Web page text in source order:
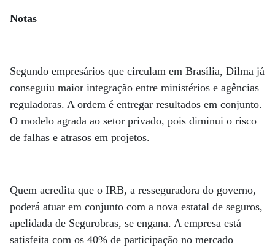
Notas
Segundo empresários que circulam em Brasília, Dilma já
conseguiu maior integração entre ministérios e agências
reguladoras. A ordem é entregar resultados em conjunto.
O modelo agrada ao setor privado, pois diminui o risco
de falhas e atrasos em projetos.
Quem acredita que o IRB, a resseguradora do governo,
poderá atuar em conjunto com a nova estatal de seguros,
apelidada de Segurobras, se engana. A empresa está
satisfeita com os 40% de participação no mercado